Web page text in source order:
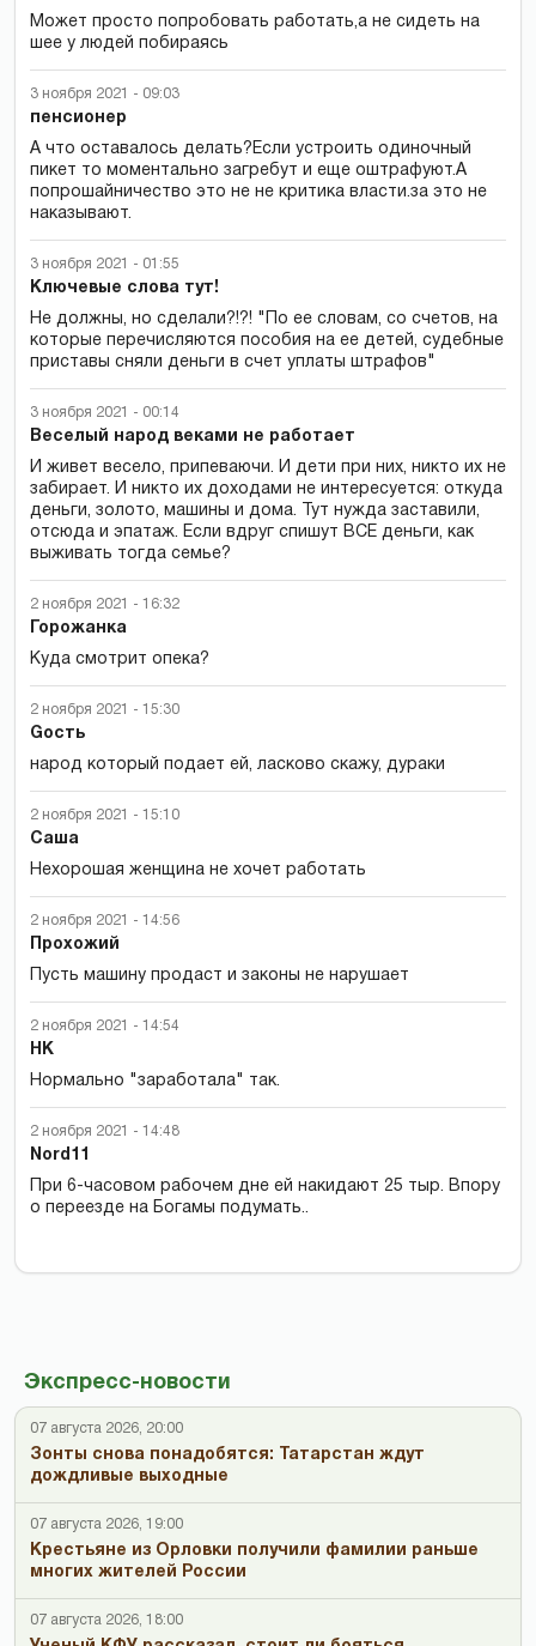
Экспресс-новости
07 августа 2026, 20:00
Зонты снова понадобятся: Татарстан ждут
дождливые выходные
07 августа 2026, 19:00
Крестьяне из Орловки получили фамилии раньше
многих жителей России
07 августа 2026, 18:00
Может просто попробовать работать,а не сидеть на
шее у людей побираясь
3 ноября 2021 - 09:03
пенсионер
А что оставалось делать?Если устроить одиночный
пикет то моментально загребут и еще оштрафуют.А
попрошайничество это не не критика власти.за это не
наказывают.
3 ноября 2021 - 01:55
Ключевые слова тут!
Не должны, но сделали?!?! "По ее словам, со счетов, на
которые перечисляются пособия на ее детей, судебные
приставы сняли деньги в счет уплаты штрафов"
3 ноября 2021 - 00:14
Веселый народ веками не работает
И живет весело, припеваючи. И дети при них, никто их не
забирает. И никто их доходами не интересуется: откуда
деньги, золото, машины и дома. Тут нужда заставили,
отсюда и эпатаж. Если вдруг спишут ВСЕ деньги, как
выживать тогда семье?
2 ноября 2021 - 16:32
Горожанка
Куда смотрит опека?
2 ноября 2021 - 15:30
Gость
народ который подает ей, ласково скажу, дураки
2 ноября 2021 - 15:10
Саша
Нехорошая женщина не хочет работать
2 ноября 2021 - 14:56
Прохожий
Пусть машину продаст и законы не нарушает
2 ноября 2021 - 14:54
НК
Нормально "заработала" так.
2 ноября 2021 - 14:48
Nord11
При 6-часовом рабочем дне ей накидают 25 тыр. Впору
о переезде на Богамы подумать..